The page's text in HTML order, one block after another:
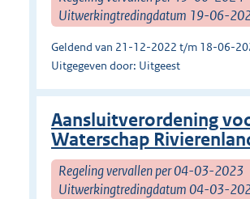
Uitwerkingtredingdatum 19-06-
Geldend van 21-12-2022 t/m 18-06-
Uitgegeven door: Uitgeest
Aansluitverordening
Waterschap
Regeling vervallen per 04-03-2023
Uitwerkingtredingdatum 04-03-